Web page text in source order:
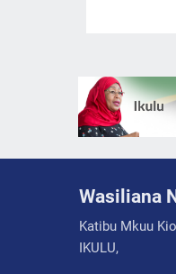
Wasiliana
Katibu Mkuu
IKULU,